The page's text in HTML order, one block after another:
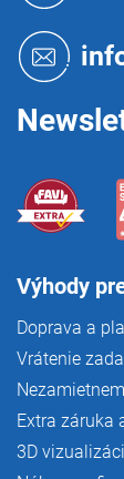
Výhody
Doprava a
Vrátenie
Extra záruka
3D